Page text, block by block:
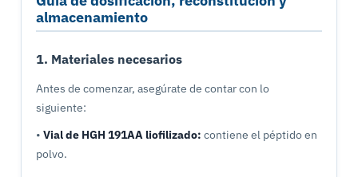
almacenamiento
1. Materiales necesarios
Antes de comenzar, asegúrate de contar con lo
siguiente:
•Vial de HGH 191AA liofilizado: contiene el péptido en
polvo.